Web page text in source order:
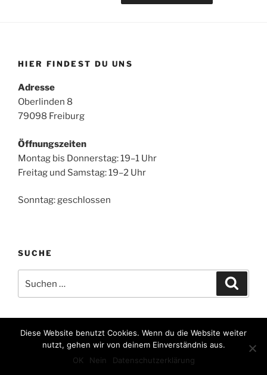
HIER FINDEST DU UNS
Adresse
Oberlinden 8
79098 Freiburg
Öffnungszeiten
Montag bis Donnerstag: 19–1 Uhr
Freitag und Samstag: 19–2 Uhr
Sonntag: geschlossen
SUCHE
nach:
Privacy Policy Stolz präsentiert von WordPress
Diese Website benutzt Cookies. Wenn du die Website weiter
nutzt, gehen wir von deinem Einverständnis aus.
OK
Nein Datenschutzerklärung